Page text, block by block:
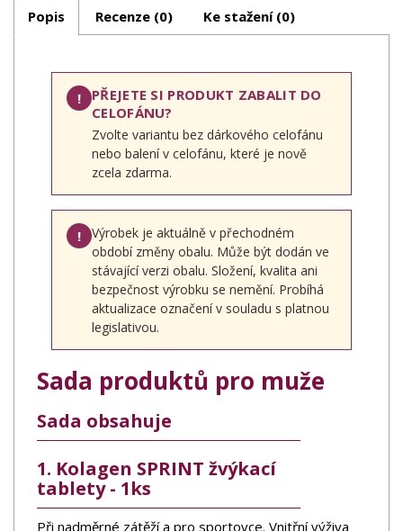
Popis Recenze (0) Ke stažení (0)
!
PŘEJETE SI PRODUKT ZABALIT DO
CELOFÁNU?
Zvolte variantu bez dárkového celofánu
nebo balení v celofánu, které je nově
zcela zdarma.
!
Výrobek je aktuálně v přechodném
období změny obalu. Může být dodán ve
stávající verzi obalu. Složení, kvalita ani
bezpečnost výrobku se nemění. Probíhá
aktualizace označení v souladu s platnou
legislativou.
Sada produktů pro muže
Sada obsahuje
1. Kolagen SPRINT žvýkací
tablety - 1ks
Při nadměrné zátěží a pro sportovce. Vnitřní výživa